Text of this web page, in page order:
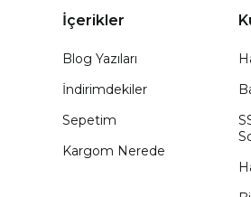
İçerikler
Blog Yazıları
İndirimdekiler
Sepetim
Kargom Nerede